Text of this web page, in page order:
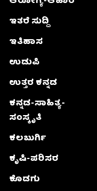
ಇತರೆ ಸುದ್ದಿ
ಇತಿಹಾಸ
ಉಡುಪಿ
ಉತ್ತರ ಕನ್ನಡ
ಕನ್ನಡ-ಸಾಹಿತ್ಯ-
ಸಂಸ್ಕೃತಿ
ಕಲಬುರ್ಗಿ
ಕೃಷಿ-ಪರಿಸರ
ಕೊಡಗು